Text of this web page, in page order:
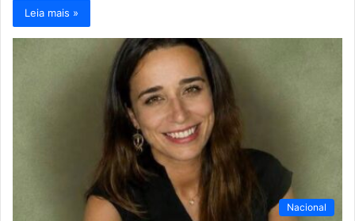
Leia mais »
Nacional